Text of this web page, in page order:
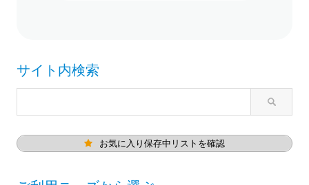
サイト内検索
お気に入り保存中リストを確認